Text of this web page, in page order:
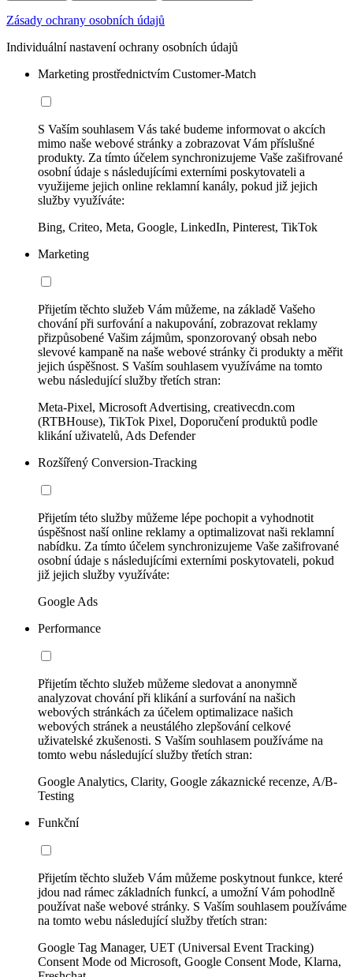
Zásady ochrany osobních údajů
Individuální nastavení ochrany osobních údajů
Marketing prostřednictvím Customer-Match
S Vaším souhlasem Vás také budeme informovat o akcích
mimo naše webové stránky a zobrazovat Vám příslušné
produkty. Za tímto účelem synchronizujeme Vaše zašifrované
osobní údaje s následujícími externími poskytovateli a
využijeme jejich online reklamní kanály, pokud již jejich
služby využíváte:
Bing, Criteo, Meta, Google, LinkedIn, Pinterest, TikTok
Marketing
Přijetím těchto služeb Vám můžeme, na základě Vašeho
chování při surfování a nakupování, zobrazovat reklamy
přizpůsobené Vašim zájmům, sponzorovaný obsah nebo
slevové kampaně na naše webové stránky či produkty a měřit
jejich úspěšnost. S Vaším souhlasem využíváme na tomto
webu následující služby třetích stran:
Meta-Pixel, Microsoft Advertising, creativecdn.com
(RTBHouse), TikTok Pixel, Doporučení produktů podle
klikání uživatelů, Ads Defender
Rozšířený Conversion-Tracking
Přijetím této služby můžeme lépe pochopit a vyhodnotit
úspěšnost naší online reklamy a optimalizovat naši reklamní
nabídku. Za tímto účelem synchronizujeme Vaše zašifrované
osobní údaje s následujícími externími poskytovateli, pokud
již jejich služby využíváte:
Google Ads
Performance
Přijetím těchto služeb můžeme sledovat a anonymně
analyzovat chování při klikání a surfování na našich
webových stránkách za účelem optimalizace našich
webových stránek a neustálého zlepšování celkové
uživatelské zkušenosti. S Vaším souhlasem používáme na
tomto webu následující služby třetích stran:
Google Analytics, Clarity, Google zákaznické recenze, A/B-
Testing
Funkční
Přijetím těchto služeb Vám můžeme poskytnout funkce, které
jdou nad rámec základních funkcí, a umožní Vám pohodlně
používat naše webové stránky. S Vaším souhlasem používáme
na tomto webu následující služby třetích stran:
Google Tag Manager, UET (Universal Event Tracking)
Consent Mode od Microsoft, Google Consent Mode, Klarna,